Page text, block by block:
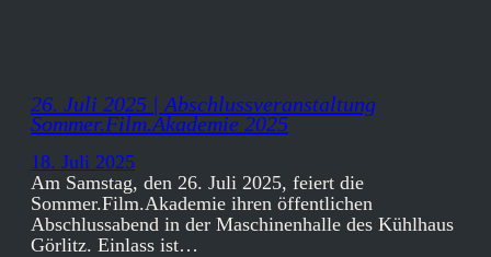
26. Juli 2025 | Abschlussveranstaltung
Sommer.Film.Akademie 2025
18. Juli 2025
Am Samstag, den 26. Juli 2025, feiert die
Sommer.Film.Akademie ihren öffentlichen
Abschlussabend in der Maschinenhalle des Kühlhaus
Görlitz. Einlass ist…